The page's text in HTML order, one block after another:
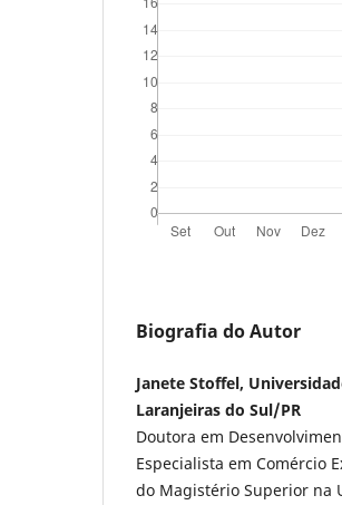
Biografia do Autor
Janete Stoffel,
Laranjeiras do Sul/PR
Doutora em
Especialista em Comércio
do Magistério Superior na